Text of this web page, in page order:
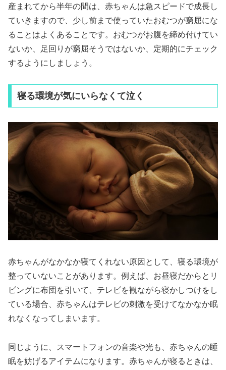
産まれてから半年の間は、赤ちゃんは急スピードで成長し
ていきますので、少し前まで使っていたおむつが窮屈にな
ることはよくあることです。おむつがお腹を締め付けてい
ないか、足回りが窮屈そうではないか、定期的にチェック
するようにしましょう。
寝る環境が気にいらなくて泣く
赤ちゃんがなかなか寝てくれない原因として、寝る環境が
整っていないことがあります。例えば、お昼寝だからとリ
ビングに布団を引いて、テレビを観ながら寝かしつけをし
ている場合、赤ちゃんはテレビの刺激を受けてなかなか眠
れなくなってしまいます。
同じように、スマートフォンの音楽や光も、赤ちゃんの睡
眠を妨げるアイテムになります。赤ちゃんが寝るときは、